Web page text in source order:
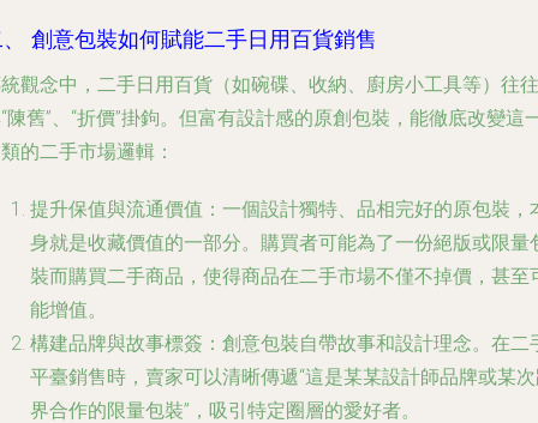
創意包裝如何賦能二手日用百貨銷售
觀念中，二手日用百貨（如碗碟、收納、廚房小工具等）往往
陳舊”、“折價”掛鉤。但富有設計感的原創包裝，能徹底改變這
的二手市場邏輯：
提升保值與流通價值 ：一個設計獨特、品相完好的原包裝，
身就是收藏價值的一部分。購買者可能為了一份絕版或限量
裝而購買二手商品，使得商品在二手市場不僅不掉價，甚至
能增值。
構建品牌與故事標簽 ：創意包裝自帶故事和設計理念。在二
平臺銷售時，賣家可以清晰傳遞“這是某某設計師品牌或某
界合作的限量包裝”，吸引特定圈層的愛好者。